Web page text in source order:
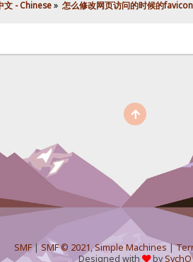
文 - Chinese» 怎么修改网页访问的时候的
SMF| SMF © 2021,Simple Machines |
Designed with
bySychO